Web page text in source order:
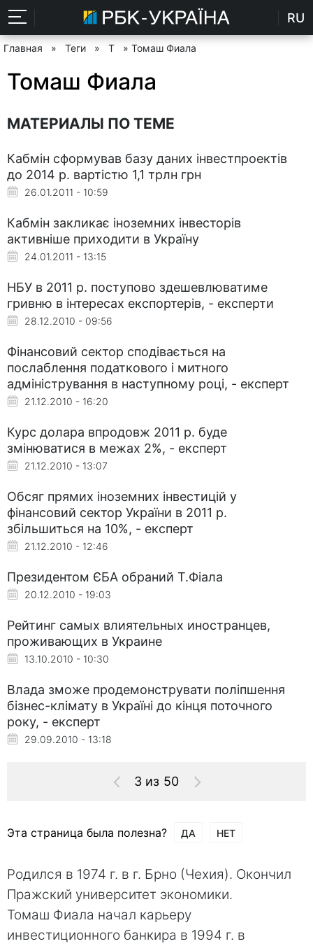
RU
Главная » Теги » Т » Томаш Фиала
Томаш Фиала
МАТЕРИАЛЫ ПО ТЕМЕ
Кабмін сформував базу даних інвестпроектів
до 2014 р. вартістю 1,1 трлн грн
26.01.2011 - 10:59
Кабмін закликає іноземних інвесторів
активніше приходити в Україну
24.01.2011 - 13:15
НБУ в 2011 р. поступово здешевлюватиме
гривню в інтересах експортерів, - експерти
28.12.2010 - 09:56
Фінансовий сектор сподівається на
послаблення податкового і митного
адміністрування в наступному році, - експерт
21.12.2010 - 16:20
Курс долара впродовж 2011 р. буде
змінюватися в межах 2%, - експерт
21.12.2010 - 13:07
Обсяг прямих іноземних інвестицій у
фінансовий сектор України в 2011 р.
збільшиться на 10%, - експерт
21.12.2010 - 12:46
Президентом ЄБА обраний Т.Фіала
20.12.2010 - 19:03
Рейтинг самых влиятельных иностранцев,
проживающих в Украине
13.10.2010 - 10:30
Влада зможе продемонструвати поліпшення
бізнес-клімату в Україні до кінця поточного
року, - експерт
29.09.2010 - 13:18
3 из 50
Эта страница была полезна? ДА НЕТ
Родился в 1974 г. в г. Брно (Чехия). Окончил
Пражский университет экономики.
Томаш Фиала начал карьеру
инвестиционного банкира в 1994 г. в